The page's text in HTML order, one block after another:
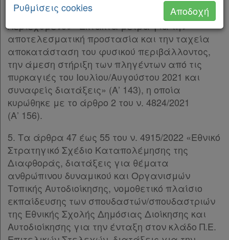
4. Την από 13.8.2021 Πράξη Νομοθετικού
Περιεχομένου «Έκτακτα μέτρα για την
αποτελεσματική προστασία και την ταχεία
αποκατάσταση του φυσικού περιβάλλοντος,
την άμεση στήριξη των πληγέντων από τις
πυρκαγιές του Ιουλίου/Αυγούστου 2021 και
συναφείς διατάξεις» (Α’ 143), η οποία
κυρώθηκε με το άρθρο 2 του ν. 4824/2021
(Α’ 156).
5. Τα άρθρα 47 έως 55 του ν. 4915/2022 «Εθνικό
Στρατηγικό Σχέδιο Καταπολέμησης της
Διαφθοράς, διατάξεις για θέματα
ανθρώπινου δυναμικού και Οργανισμών
Τοπικής Αυτοδιοίκησης, νομοθετικό πλαίσιο
εκπαίδευσης των σπουδαστών/σπουδαστριών
της Εθνικής Σχολής Δημόσιας Διοίκησης και
Αυτοδιοίκησης για την ένταξη στον κλάδο Π.Ε.
Ρυθμίσεις cookies Αποδοχή